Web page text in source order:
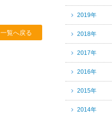
覧へ戻る
2019年
2018年
2017年
2016年
2015年
2014年